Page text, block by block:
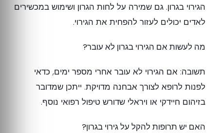
הגירוי בגרון. גם שמירה על לחות הגרון ושימוש במכשירים
לאדים יכולים לעזור להפחית את הגירוי.
מה לעשות אם הגירוי בגרון לא עובר?
תשובה: אם הגירוי לא עובר אחרי מספר ימים, כדאי
לפנות לרופא לצורך אבחנה מדויקת. ייתכן שמדובר
בזיהום חיידקי או ויראלי שדורש טיפול רפואי נוסף.
האם יש תרופות להקל על גירוי בגרון?